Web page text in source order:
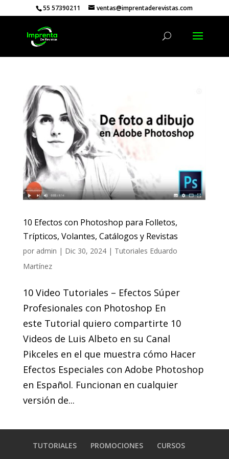
55 57390211 ventas@imprentaderevistas.com
10 Efectos con Photoshop para Folletos,
Trípticos, Volantes, Catálogos y Revistas
por admin | Dic 30, 2024| Tutoriales Eduardo
Martínez
10 Video Tutoriales – Efectos Súper
Profesionales con Photoshop En
este Tutorial quiero compartirte 10
Videos de Luis Albeto en su Canal
Pikceles en el que muestra cómo Hacer
Efectos Especiales con Adobe Photoshop
en Español. Funcionan en cualquier
versión de...
TUTORIALES PROMOCIONES
CURSOS